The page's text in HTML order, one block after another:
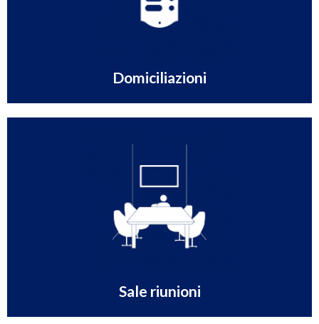
Domiciliazioni
Indirizzi di prestigio in tutta Italia dove eleggere la tua sede
legale o ricevere tutte le tue comunicazioni postali
Sale riunioni
Stile e funzionalità per i tuoi meeting. Riunioni, formazione o
piccoli incontri di lavoro per quanto tempo desideri
Scopri